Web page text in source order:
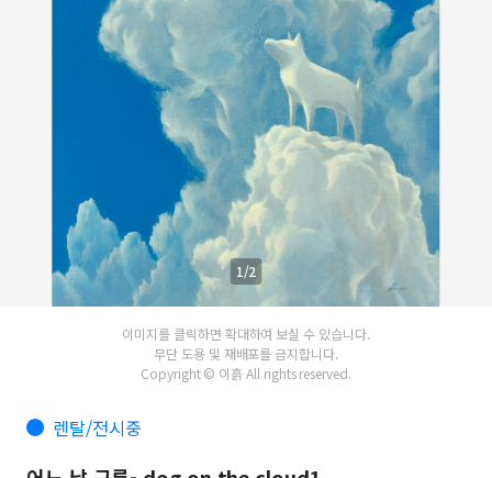
1/2
이미지를 클릭하면 확대하여 보실 수 있습니다.
무단 도용 및 재배포를 금지합니다.
Copyright © 이흙 All rights reserved.
렌탈/전시중